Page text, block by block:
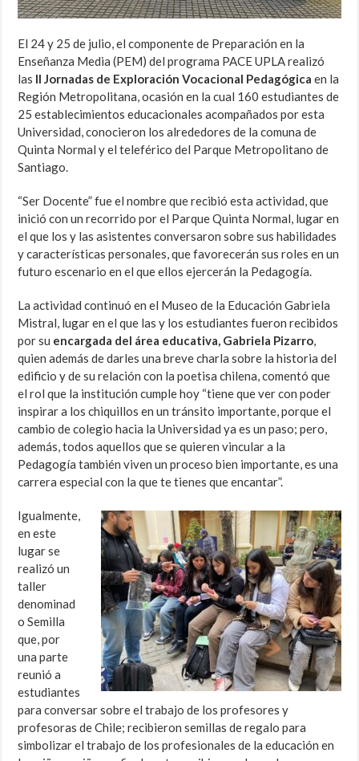
El 24 y 25 de julio, el componente de Preparación en la
Enseñanza Media (PEM) del programa PACE UPLA realizó
las II Jornadas de Exploración Vocacional Pedagógica en la
Región Metropolitana, ocasión en la cual 160 estudiantes de
25 establecimientos educacionales acompañados por esta
Universidad, conocieron los alrededores de la comuna de
Quinta Normal y el teleférico del Parque Metropolitano de
Santiago.
“Ser Docente” fue el nombre que recibió esta actividad, que
inició con un recorrido por el Parque Quinta Normal, lugar en
el que los y las asistentes conversaron sobre sus habilidades
y características personales, que favorecerán sus roles en un
futuro escenario en el que ellos ejercerán la Pedagogía.
La actividad continuó en el Museo de la Educación Gabriela
Mistral, lugar en el que las y los estudiantes fueron recibidos
por su encargada del área educativa, Gabriela Pizarro,
quien además de darles una breve charla sobre la historia del
edificio y de su relación con la poetisa chilena, comentó que
el rol que la institución cumple hoy “tiene que ver con poder
inspirar a los chiquillos en un tránsito importante, porque el
cambio de colegio hacia la Universidad ya es un paso; pero,
además, todos aquellos que se quieren vincular a la
Pedagogía también viven un proceso bien importante, es una
carrera especial con la que te tienes que encantar”.
Igualmente,
en este
lugar se
realizó un
taller
denominad
o Semilla
que, por
una parte
reunió a
estudiantes
para conversar sobre el trabajo de los profesores y
profesoras de Chile; recibieron semillas de regalo para
simbolizar el trabajo de los profesionales de la educación en